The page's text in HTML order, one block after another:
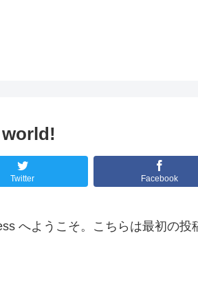
Twitter Facebook
へようこそ。こちらは最初の投